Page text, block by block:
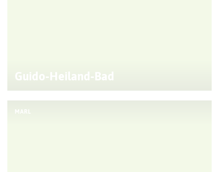
Guido-Heiland-Bad
MARL